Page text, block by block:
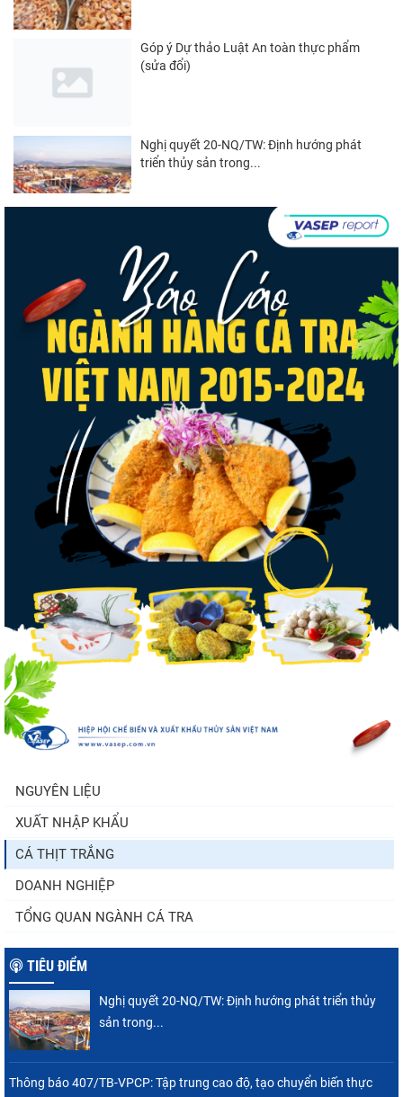
Góp ý Dự thảo Luật An toàn thực phẩm
(sửa đổi)
Nghị quyết 20-NQ/TW: Định hướng phát
triển thủy sản trong...
Thuế Mục 301 và bài toán thích ứng của
tôm Việt tại thị...
Nguồn cung giảm, giá cá rô phi Trung Quốc
tiếp tục tăng
Điểm tin thủy sản thế giới ngày 3/8/2026
Trung Quốc tăng mạnh nhập khẩu mực,
trong khi nguồn cung...
Thông báo 407/TB-VPCP: Tập trung cao độ,
tạo chuyển biến...
Còn chưa đầy 3 tuần đến Vietfish 2026: Sẵn
sàng cho chuỗi...
nhiều áp lực
NGUYÊN LIỆU
XUẤT NHẬP KHẨU
CÁ THỊT TRẮNG
DOANH NGHIỆP
TỔNG QUAN NGÀNH CÁ TRA
TIÊU ĐIỂM
Nghị quyết 20-NQ/TW: Định hướng phát triển thủy
sản trong...
Thông báo 407/TB-VPCP: Tập trung cao độ, tạo chuyển biến thực